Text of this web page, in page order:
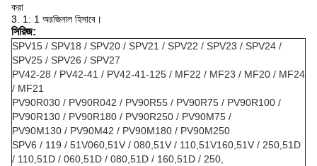
করা
3. 1: 1 অরজিনাল হিসাবে।
সিরিজ:
SPV15 / SPV18 / SPV20 / SPV21 / SPV22 / SPV23 / SPV24 /
SPV25 / SPV26 / SPV27
PV42-28 / PV42-41 / PV42-41-125 / MF22 / MF23 / MF20 / MF24
/ MF21
PV90R030 / PV90R042 / PV90R55 / PV90R75 / PV90R100 /
PV90R130 / PV90R180 / PV90R250 / PV90M75 /
PV90M130 / PV90M42 / PV90M180 / PV90M250
SPV6 / 119 / 51V060,51V / 080,51V / 110,51V160,51V / 250,51D
/ 110,51D / 060,51D / 080,51D / 160,51D / 250,